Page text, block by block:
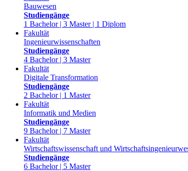
Bauwesen
Studiengänge
1 Bachelor | 3 Master | 1 Diplom
Fakultät
Ingenieurwissenschaften
Studiengänge
4 Bachelor | 3 Master
Fakultät
Digitale Transformation
Studiengänge
2 Bachelor | 1 Master
Fakultät
Informatik und Medien
Studiengänge
9 Bachelor | 7 Master
Fakultät
Wirtschaftswissenschaft und
Studiengänge
6 Bachelor | 5 Master